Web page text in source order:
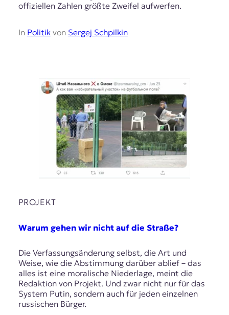
offiziellen Zahlen größte Zweifel aufwerfen.
In Politikvon Sergej Schpilkin
PROJEKT
Warum gehen wir nicht auf die Straße?
Die Verfassungsänderung selbst, die Art und
Weise, wie die Abstimmung darüber ablief – das
alles ist eine moralische Niederlage, meint die
Redaktion von Projekt. Und zwar nicht nur für das
System Putin, sondern auch für jeden einzelnen
russischen Bürger.